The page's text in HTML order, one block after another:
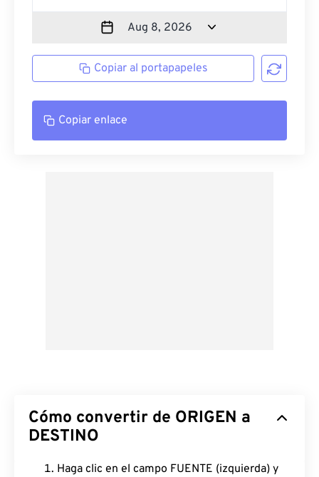
Copiar al portapapeles
Copiar enlace
Cómo convertir de ORIGEN a
DESTINO
Haga clic en el campo FUENTE (izquierda) y